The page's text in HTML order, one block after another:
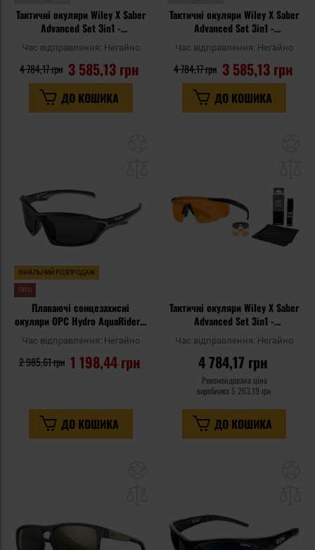
Тактичні окуляри Wiley X Saber
Advanced Set 3in1 -
Grey/Clear/Light Rust/Matte
Black
Час відправлення: Негайно
3 585,13 грн
4 784,17 грн
ДО КОШИКА
Тактичні окуляри Wiley X Saber
Advanced Set 3in1 -
Grey/Clear/Light Rust/Matte Tan
Час відправлення: Негайно
3 585,13 грн
4 784,17 грн
ДО КОШИКА
ФІНАЛЬНИЙ РОЗПРОДАЖ
ЛІТО
Плаваючі сонцезахисні
окуляри OPC Hydro AquaRider -
Black/Grey Smoke
Час відправлення: Негайно
1 198,44 грн
2 985,61 грн
ДО КОШИКА
Тактичні окуляри Wiley X Saber
Advanced Set 3in1 -
Grey/Clear/Light Rust/Matte
Black + Anti-Fog Cleaner Kit -
набір
Час відправлення: Негайно
4 784,17 грн
Рекомендована ціна
виробника 5 263,19 грн
ДО КОШИКА
уподобань